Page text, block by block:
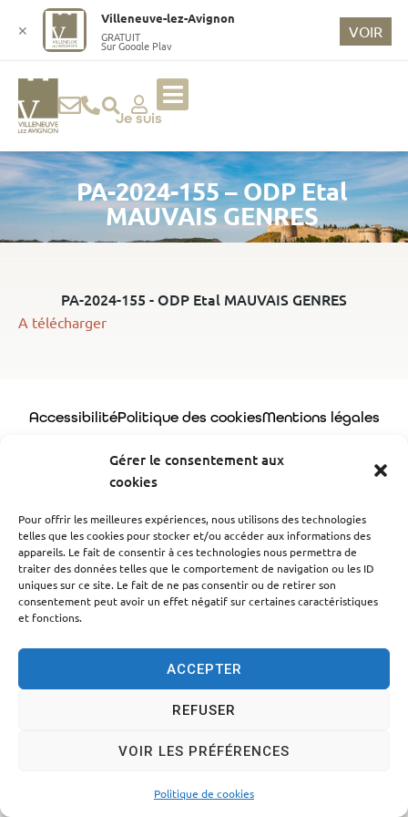
Gérer le consentement aux
cookies
Pour offrir les meilleures expériences, nous utilisons des technologies
telles que les cookies pour stocker et/ou accéder aux informations des
appareils. Le fait de consentir à ces technologies nous permettra de
traiter des données telles que le comportement de navigation ou les ID
uniques sur ce site. Le fait de ne pas consentir ou de retirer son
consentement peut avoir un effet négatif sur certaines caractéristiques
et fonctions.
ACCEPTER
REFUSER
VOIR LES PRÉFÉRENCES
Politique de cookies
ri
n
ci
Je suis
PA-2024-155 – ODP Etal
MAUVAIS GENRES
PA-2024-155 - ODP Etal MAUVAIS GENRES
A télécharger
AccessibilitéPolitique des cookiesMentions légales
© 2024 - Propulsé par Utopia
✕
Villeneuve-lez-Avignon
GRATUIT
Sur Google Play
VOIR